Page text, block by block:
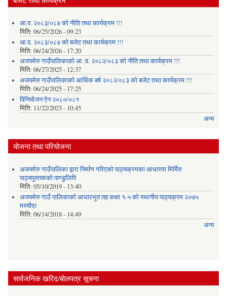
आ.व. २०८३/०८४ को नीति तथा कार्यक्रम !!!
मिति: 06/25/2026 - 09:23
आ.व. २०८३/०८४ को बजेट तथा कार्यक्रम !!!
मिति: 06/24/2026 - 17:20
अजयमेरु गाउँपालिकाको आ .व. २०८२/०८३ को नीति तथा कार्यक्रम !!!
मिति: 06/27/2025 - 12:37
अजयमेरु गाउँपालिकाको आर्थिक बर्ष २०८२/०८३ को बजेट तथा कार्यक्रम !!!
मिति: 06/24/2025 - 17:25
विनियोजन ऐन २०८०/०८१
मिति: 11/22/2023 - 10:45
अन्य
योजना तथा परियोजना
अजयमेरु गाउँपालिका द्वारा निर्माण गरिएको पाठ्यक्रमका आधारमा मिर्मित
पाठ्यपुस्तकको पाण्डुलिपि
मिति: 05/10/2019 - 13:40
अजयमेरु गाउँ पालिकाको आधारभूत तह कक्षा १-५ को स्थानीय पाठ्यक्रम २०७५
मस्यौदा
मिति: 06/14/2018 - 14:49
अन्य
सार्वजनिक खरिद/बोलपत्र सूचना